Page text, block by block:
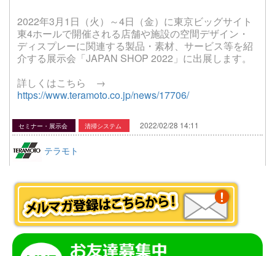
2022年3月1日（火）～4日（金）に東京ビッグサイト
東4ホールで開催される店舗や施設の空間デザイン・
ディスプレーに関連する製品・素材、サービス等を紹
介する展示会「JAPAN SHOP 2022」に出展します。
詳しくはこちら →
https://www.teramoto.co.jp/news/17706/
セミナー・展示会 清掃システム 2022/02/28 14:11
テラモト